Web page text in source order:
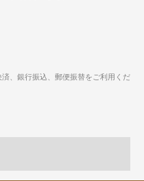
、銀行振込、郵便振替をご利用くだ